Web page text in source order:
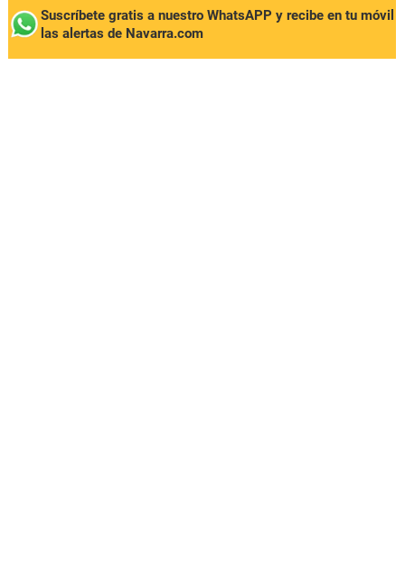
Suscríbete gratis a nuestro WhatsAPP y recibe en tu móvil
las alertas de Navarra.com